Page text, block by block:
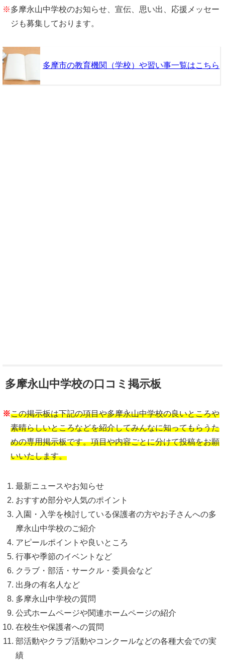
※多摩永山中学校のお知らせ、宣伝、思い出、応援メッセー
ジも募集しております。
多摩市の教育機関（学校）や習い事一覧はこちら
多摩永山中学校の口コミ掲示板
※この掲示板は下記の項目や多摩永山中学校の良いところや
素晴らしいところなどを紹介してみんなに知ってもらうた
めの専用掲示板です。項目や内容ごとに分けて投稿をお願
いいたします。
最新ニュースやお知らせ
おすすめ部分や人気のポイント
入園・入学を検討している保護者の方やお子さんへの多
摩永山中学校のご紹介
アピールポイントや良いところ
行事や季節のイベントなど
クラブ・部活・サークル・委員会など
出身の有名人など
多摩永山中学校の質問
公式ホームページや関連ホームページの紹介
在校生や保護者への質問
部活動やクラブ活動やコンクールなどの各種大会での実
績